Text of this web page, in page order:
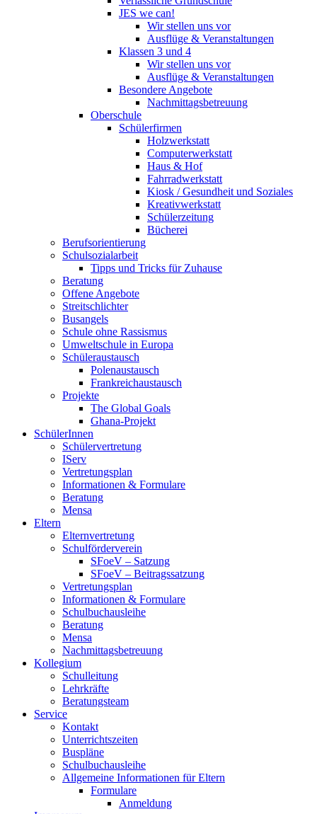
JES we can!
Wir stellen uns vor
Ausflüge & Veranstaltungen
Klassen 3 und 4
Wir stellen uns vor
Ausflüge & Veranstaltungen
Besondere Angebote
Nachmittagsbetreuung
Oberschule
Schülerfirmen
Holzwerkstatt
Computerwerkstatt
Haus & Hof
Fahrradwerkstatt
Kiosk / Gesundheit und Soziales
Kreativwerkstatt
Schülerzeitung
Bücherei
Berufsorientierung
Schulsozialarbeit
Tipps und Tricks für Zuhause
Beratung
Offene Angebote
Streitschlichter
Busangels
Schule ohne Rassismus
Umweltschule in Europa
Schüleraustausch
Polenaustausch
Frankreichaustausch
Projekte
The Global Goals
Ghana-Projekt
SchülerInnen
Schülervertretung
IServ
Vertretungsplan
Informationen & Formulare
Beratung
Mensa
Eltern
Elternvertretung
Schulförderverein
SFoeV – Satzung
SFoeV – Beitragssatzung
Vertretungsplan
Informationen & Formulare
Schulbuchausleihe
Beratung
Mensa
Nachmittagsbetreuung
Kollegium
Schulleitung
Lehrkräfte
Beratungsteam
Service
Kontakt
Unterrichtszeiten
Buspläne
Schulbuchausleihe
Allgemeine Informationen für Eltern
Formulare
Anmeldung